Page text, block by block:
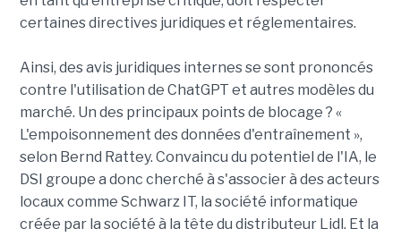
certaines directives juridiques et réglementaires.
Ainsi, des avis juridiques internes se sont prononcés
contre l'utilisation de ChatGPT et autres modèles du
marché. Un des principaux points de blocage ? «
L'empoisonnement des données d'entraînement »,
selon Bernd Rattey. Convaincu du potentiel de l'IA, le
DSI groupe a donc cherché à s'associer à des acteurs
locaux comme Schwarz IT, la société informatique
créée par la société à la tête du distributeur Lidl. Et la